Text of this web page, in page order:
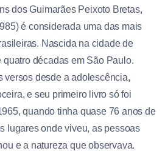
dos Guimarães Peixoto Bretas,
é considerada uma das mais
Nascida na cidade de
décadas em São Paulo.
versos desde a adolescência,
e seu primeiro livro só foi
quando tinha quase 76 anos de
lugares onde viveu, as pessoas
e a natureza que observava.